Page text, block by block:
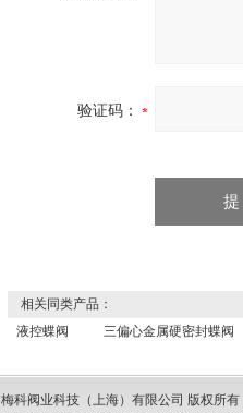
验证码：
相关同类产品：
液控蝶阀
三偏心金属硬密封蝶阀
梅科阀业科技（上海）有限公司 版权所